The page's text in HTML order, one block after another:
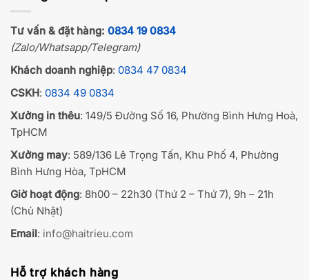
Tư vấn & đặt hàng: 0834 19 0834
(Zalo/Whatsapp/Telegram)
Khách doanh nghiệp: 0834 47 0834
CSKH: 0834 49 0834
Xưởng in thêu: 149/5 Đường Số 16, Phường Bình Hưng Hoà,
TpHCM
Xưởng may: 589/136 Lê Trọng Tấn, Khu Phố 4, Phường
Bình Hưng Hòa, TpHCM
Giờ hoạt động: 8h00 – 22h30 (Thứ 2 – Thứ 7), 9h – 21h
(Chủ Nhật)
Email: info@haitrieu.com
Hỗ trợ khách hàng